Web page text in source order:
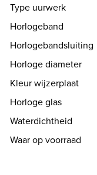
Type uurwerk
Horlogeband
Horlogebandsluiting
Horloge diameter
Kleur wijzerplaat
Horloge glas
Waterdichtheid
Waar op voorraad